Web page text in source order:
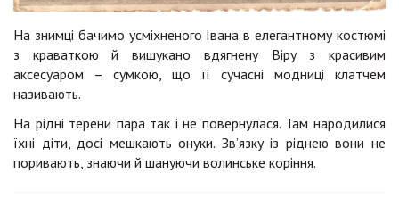
На знимці бачимо усміхненого Івана в елегантному костюмі
з краваткою й вишукано вдягнену Віру з красивим
аксесуаром – сумкою, що її сучасні модниці клатчем
називають.
На рідні терени пара так і не повернулася. Там народилися
їхні діти, досі мешкають онуки. Зв’язку із ріднею вони не
поривають, знаючи й шануючи волинське коріння.